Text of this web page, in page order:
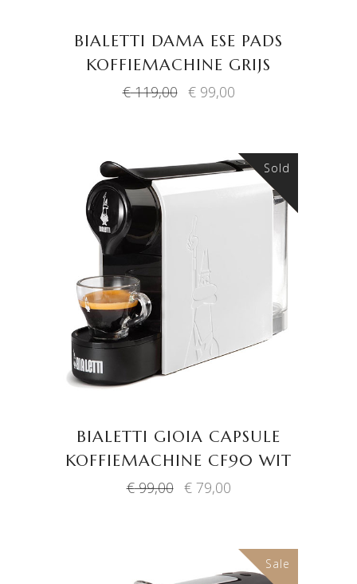
BIALETTI DAMA ESE PADS
KOFFIEMACHINE GRIJS
€119,00 Oorspronkelijke
€99,00Huidige
Sale
Sold
LEES VERDER
BIALETTI GIOIA CAPSULE
KOFFIEMACHINE CF90 WIT
€99,00 Oorspronkelijke
€79,00Huidige
Sale